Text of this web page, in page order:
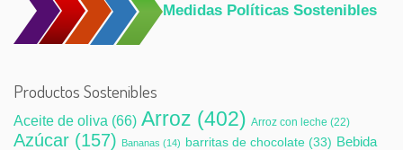
Medidas Políticas Sostenibles
Productos Sostenibles
Aceite de oliva (66) Arroz (402) Arroz con leche (22)
Azúcar (157) Bananas (14) barritas de chocolate (33) Bebida